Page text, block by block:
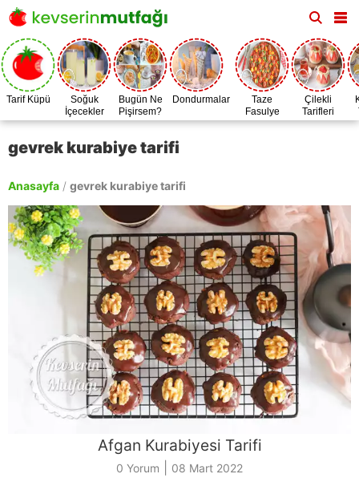
Tarif Küpü
Soğuk
İçecekler
Bugün Ne
Pişirsem?
Dondurmalar
Taze
Fasulye
Zamanı
Çilekli
Tarifleri
gevrek kurabiye tarifi
Anasayfa / gevrek kurabiye tarifi
Afgan Kurabiyesi Tarifi
0 Yorum 08 Mart 2022